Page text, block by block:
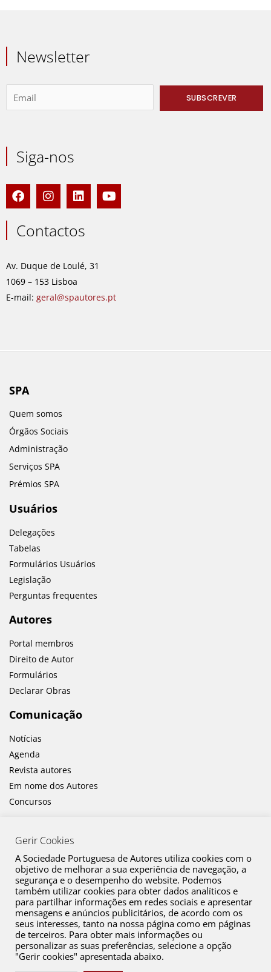
Newsletter
Siga-nos
F
a
c
e
b
o
k
I
n
s
t
a
r
a
m
L
i
n
k
e
i
n
Y
o
u
Contactos
Av. Duque de Loulé, 31
1069 – 153 Lisboa
E-mail: geral@spautores.pt
SPA
Quem somos
Órgãos Sociais
Administração
Serviços SPA
Prémios SPA
Usuários
Delegações
Tabelas
Formulários Usuários
Legislação
Perguntas frequentes
Autores
Portal membros
Direito de Autor
Formulários
Declarar Obras
Comunicação
Notícias
Agenda
Revista autores
Em nome dos Autores
Concursos
Canal de Denúncia
Plano de Prevenção de Riscos de Corrupção e Infrações Conexas
Política de Privacidade
Política de Cookies
Gerir Cookies
A Sociedade Portuguesa de Autores utiliza cookies com o
objetivo de melhorar a sua experiência de navegação, a
segurança e o desempenho do website. Podemos
também utilizar cookies para obter dados analíticos e
para partilhar informações em redes sociais e apresentar
mensagens e anúncios publicitários, de acordo com os
seus interesses, tanto na nossa página como em páginas
de terceiros. Para obter mais informações ou
personalizar as suas preferências, selecione a opção
"Gerir cookies" apresentada abaixo.